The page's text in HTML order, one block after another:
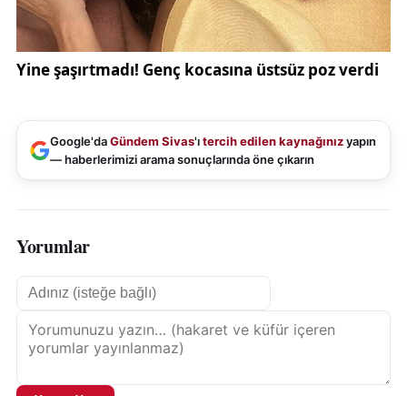
Google'daGündem Sivas'ıtercih edilen kaynağınızyapın
— haberlerimizi arama sonuçlarında öne çıkarın
Yorumlar